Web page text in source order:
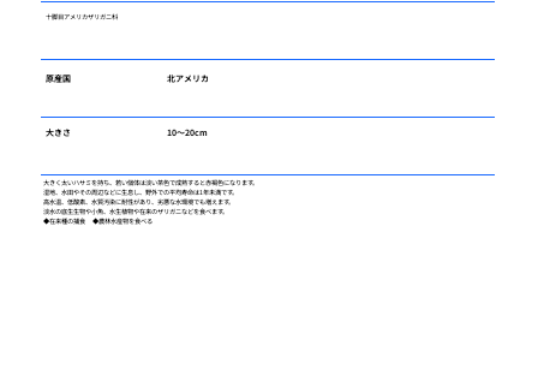
十脚目アメリカザリガニ科
原産国 北アメリカ
大きさ 10～20cm
大きく太いハサミを持ち、若い個体は淡い茶色で成熟すると赤褐色になります。
湿地、水田やその周辺などに生息し、野外での平均寿命は1年未満です。
高水温、低酸素、水質汚染に耐性があり、劣悪な水環境でも増えます。
淡水の底生生物や小魚、水生植物や在来のザリガニなどを食べます。
◆在来種の捕食 ◆農林水産物を食べる